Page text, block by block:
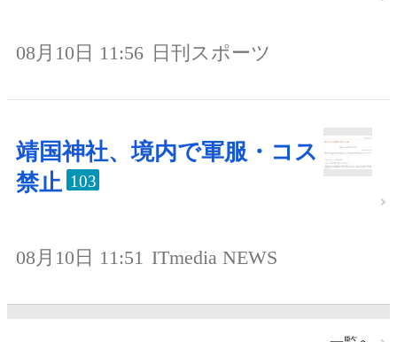
08月10日 11:56 日刊スポーツ
靖国神社、境内で軍服・コス
禁止 103
08月10日 11:51 ITmedia NEWS